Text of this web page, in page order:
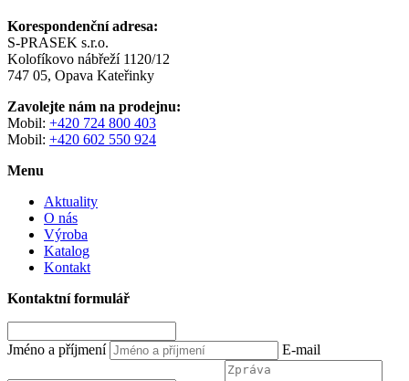
Korespondenční adresa:
S-PRASEK s.r.o.
Kolofíkovo nábřeží 1120/12
747 05, Opava Kateřinky
Zavolejte nám na prodejnu:
Mobil: +420 724 800 403
Mobil: +420 602 550 924
Menu
Aktuality
O nás
Výroba
Katalog
Kontakt
Kontaktní formulář
Jméno a příjmení E-mail